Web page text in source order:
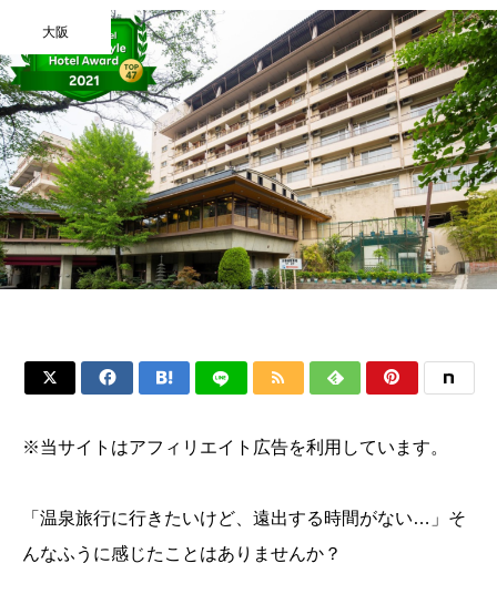
大阪
     
※当サイトはアフィリエイト広告を利用しています。
「温泉旅行に行きたいけど、遠出する時間がない…」そ
んなふうに感じたことはありませんか？